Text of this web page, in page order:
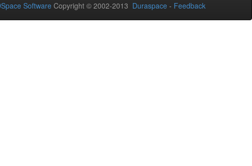
Software Copyright © 2002-2013 Duraspace - Feedback